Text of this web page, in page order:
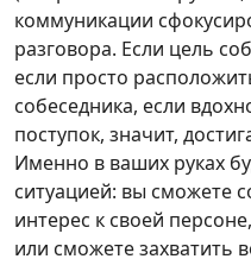
коммуникации
разговора. Если цель
если просто
собеседника, если
поступок, значит,
Именно в ваших руках
ситуацией: вы сможете
интерес к своей
или сможете захватить